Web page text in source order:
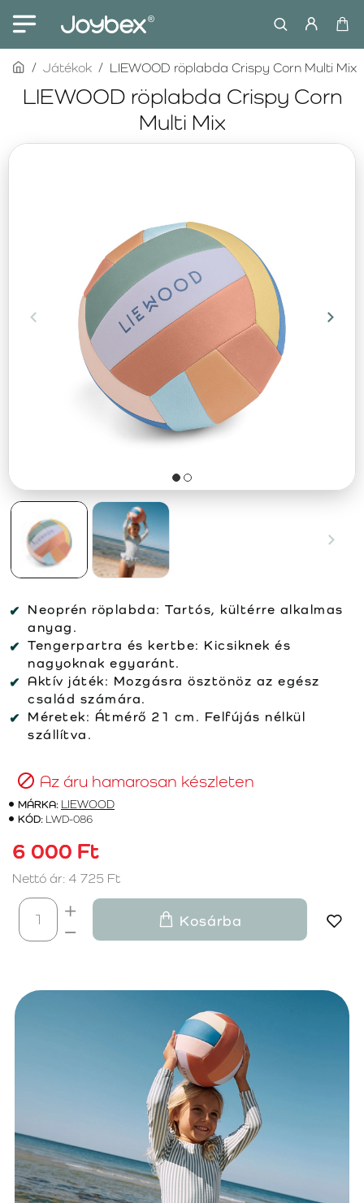
LIEWOOD röplabda Crispy Corn
Multi Mix
homeJátékok LIEWOOD röplabda Crispy Corn Multi Mix
Neoprén röplabda: Tartós, kültérre alkalmas
anyag.
Tengerpartra és kertbe: Kicsiknek és
nagyoknak egyaránt.
Aktív játék: Mozgásra ösztönöz az egész
család számára.
Méretek: Átmérő 21 cm. Felfújás nélkül
szállítva.
Az áru hamarosan készleten
MÁRKA: LIEWOOD
KÓD: LWD-086
6 000 Ft
Nettó ár: 4 725 Ft
Kosárba